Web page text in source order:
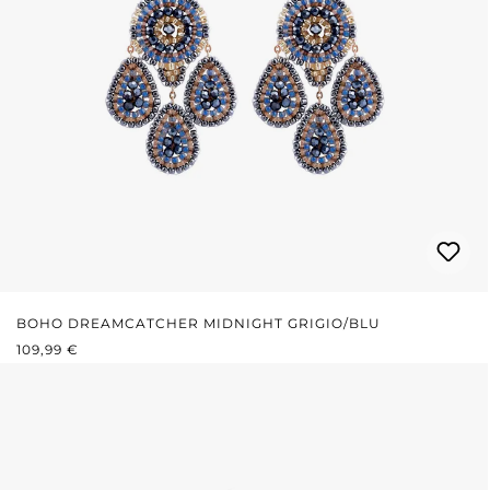
BOHO DREAMCATCHER MIDNIGHT GRIGIO/BLU
PREZZO NORMALE:
109,99 €